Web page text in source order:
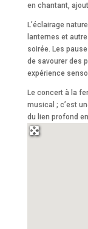
en chantant,
L’éclairage
lanternes et
soirée. Les
de savourer des
expérience
Le concert à la
musical ; c’est
du lien profond